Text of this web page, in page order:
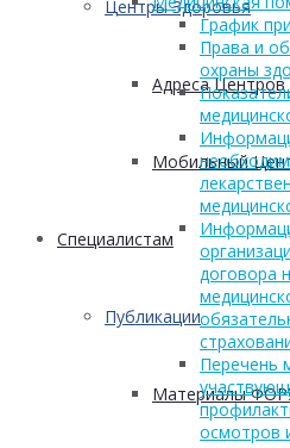
Центры Здоровья
Адреса Центров
Мобильный
Cпециалистам
Публикации
Материалы
График
Права и
охраны
договора
Перечень
осмотров